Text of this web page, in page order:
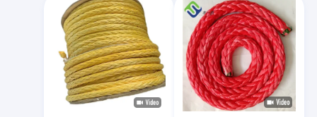
محصولات
ویدیو
دربارهی ما
بازدید از کارخانه